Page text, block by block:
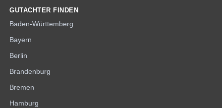
GUTACHTER FINDEN
Baden-Württemberg
Bayern
Berlin
Brandenburg
Bremen
Hamburg